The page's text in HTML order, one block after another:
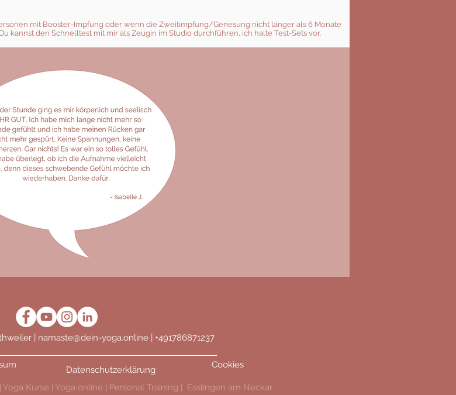
mit Booster-Impfung oder wenn die Zweitimpfung/Genesung nicht länger als 6 Monate
kannst den Schnelltest mit mir als Zeugin im Studio durchführen, ich halte Test-Sets vor.
| namaste@dein-yoga.online | +491786871237
Datenschutzerklärung Cookies
Kurse | Yoga online | Personal Training | Esslingen am Neckar